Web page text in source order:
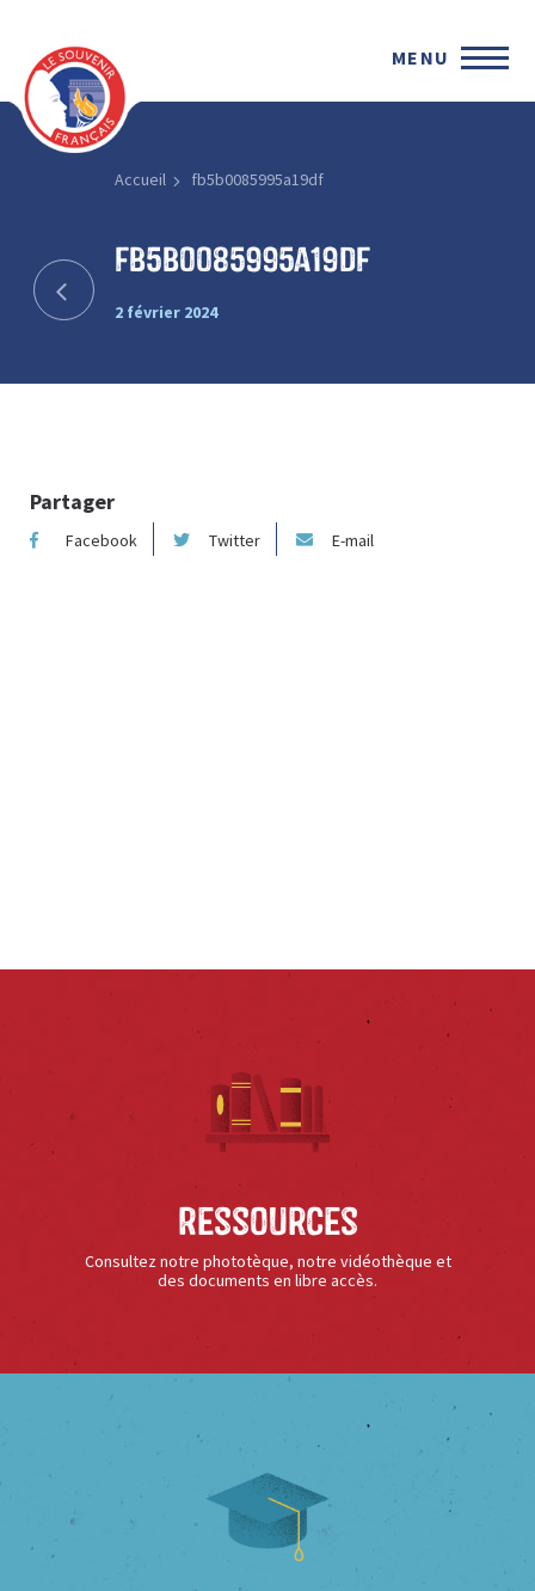
MENU
Accueil fb5b0085995a19df
fb5b0085995a19df
2 février 2024
Partager
Facebook Twitter E-mail
Ressources
Consultez notre phototèque, notre vidéothèque et
des documents en libre accès.